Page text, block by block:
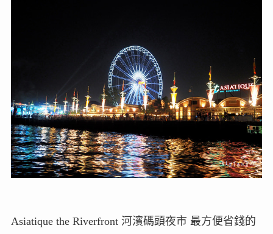
Asiatique the Riverfront 河濱碼頭夜市 最方便省錢的